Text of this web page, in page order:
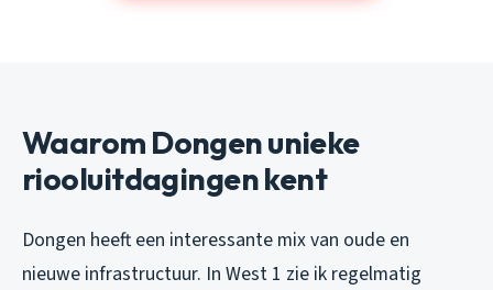
Waarom Dongen unieke
riooluitdagingen kent
Dongen heeft een interessante mix van oude en
nieuwe infrastructuur. In West 1 zie ik regelmatig